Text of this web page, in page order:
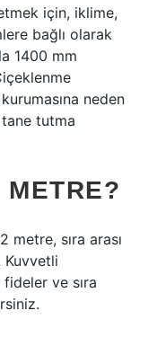
için, iklime,
bağlı olarak
1400 mm
neden
tutma
metre, sıra arası
ve sıra